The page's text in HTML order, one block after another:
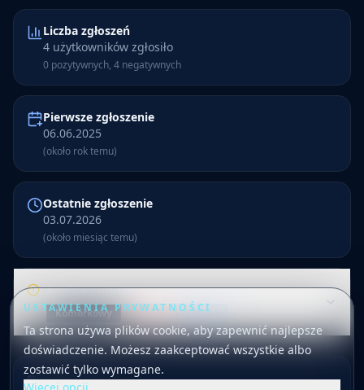
Liczba zgłoszeń
4 użytkowników zgłosiło
0 pozytywnych, 4 negatywnych
Pierwsze zgłoszenie
06.06.2025
(około rok temu)
Ostatnie zgłoszenie
03.07.2026
(około miesiąc temu)
Analiza numeru
Komórkowy 10/ 100 Sobota
Numer 885 840 308 ma 4 zgłoszenia. Numer jest
oznaczony jako komórkowy. Najczęściej zgłaszany powód
to oszustwo. Oceny użytkowników są głównie negatywne
Dodano rok temu
USTAWIENIA PRYWATNOŚCI
Ta strona używa plików cookie, aby zapewnić najlepsze
doświadczenie. Możesz zaakceptować wszystkie albo
zostawić tylko wymagane.